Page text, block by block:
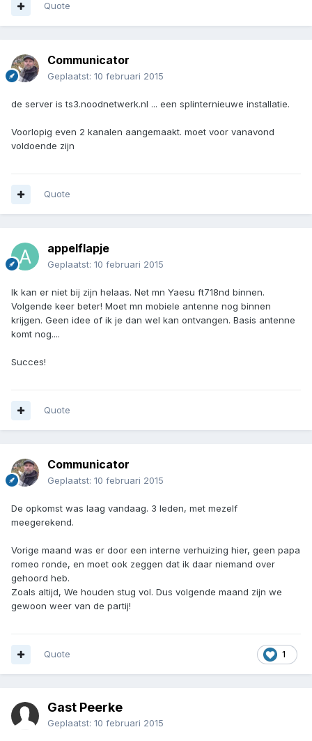
Quote
Communicator
Geplaatst: 10 februari 2015
de server is ts3.noodnetwerk.nl ... een splinternieuwe installatie.
Voorlopig even 2 kanalen aangemaakt. moet voor vanavond
voldoende zijn
Quote
appelflapje
Geplaatst: 10 februari 2015
Ik kan er niet bij zijn helaas. Net mn Yaesu ft718nd binnen.
Volgende keer beter! Moet mn mobiele antenne nog binnen
krijgen. Geen idee of ik je dan wel kan ontvangen. Basis antenne
komt nog....
Succes!
Quote
Communicator
Geplaatst: 10 februari 2015
De opkomst was laag vandaag. 3 leden, met mezelf
meegerekend.
Vorige maand was er door een interne verhuizing hier, geen papa
romeo ronde, en moet ook zeggen dat ik daar niemand over
gehoord heb.
Zoals altijd, We houden stug vol. Dus volgende maand zijn we
gewoon weer van de partij!
1
Quote
Gast Peerke
Geplaatst: 10 februari 2015